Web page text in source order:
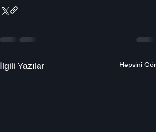
İlgili Yazılar Hepsini Gör